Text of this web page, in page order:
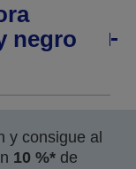
negro
y consigue al
10 %* de